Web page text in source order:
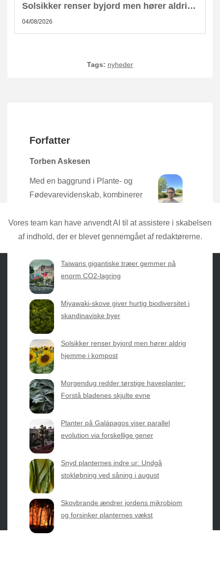
Solsikker renser byjord men hører aldrig hjemme i kompost
04/08/2026
Tags: nyheder
Forfatter
Torben Askesen
Med en baggrund i Plante- og
Fødevarevidenskab, kombinerer
praktisk erfaring direkte fra mulden.
Taiwans gigantiske træer gemmer på
enorm CO2-lagring
Miyawaki-skove giver hurtig biodiversitet i
skandinaviske byer
Solsikker renser byjord men hører aldrig
hjemme i kompost
Morgendug redder tørstige haveplanter:
Forstå bladenes skjulte evne
Planter på Galápagos viser parallel
evolution via forskellige gener
Snyd planternes indre ur: Undgå
stokløbning ved såning i august
Skovbrande ændrer jordens mikrobiom
og forsinker planternes vækst
Vores team kan have anvendt AI til at assistere i skabelsen
af indhold, der er blevet gennemgået af redaktørerne.
Sæsonvis
- Din foretrukne kilde til alt inden for
havearbejde og botanik. Få jordnære råd, spændende
nyheder fra botanikkens verden og nemme genveje til
sæsonens grønne glæder.
2026 © Web Atelier ApS
Privatlivspolitik & Cookies
Kontakt Os
Om os